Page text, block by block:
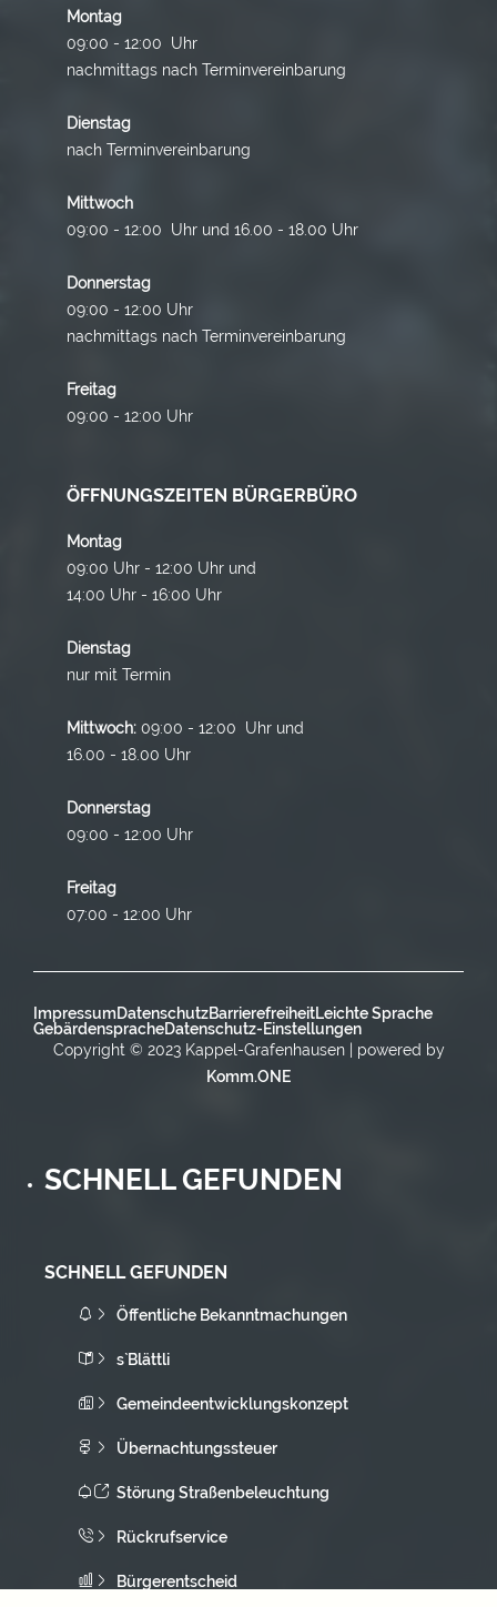
Montag
09:00 - 12:00 Uhr
nachmittags nach Terminvereinbarung
Dienstag
nach Terminvereinbarung
Mittwoch
09:00 - 12:00 Uhr und 16.00 - 18.00 Uhr
Donnerstag
09:00 - 12:00 Uhr
nachmittags nach Terminvereinbarung
Freitag
09:00 - 12:00 Uhr
ÖFFNUNGSZEITEN BÜRGERBÜRO
Montag
09:00 Uhr - 12:00 Uhr und
14:00 Uhr - 16:00 Uhr
Dienstag
nur mit Termin
Mittwoch: 09:00 - 12:00 Uhr und
16.00 - 18.00 Uhr
Donnerstag
09:00 - 12:00 Uhr
Freitag
07:00 - 12:00 Uhr
ImpressumDatenschutzBarrierefreiheitLeichte Sprache
GebärdenspracheDatenschutz-Einstellungen
Copyright © 2023 Kappel-Grafenhausen | powered by
Komm.ONE
SCHNELL GEFUNDEN
SCHNELL GEFUNDEN
Öffentliche Bekanntmachungen
s`Blättli
Gemeindeentwicklungskonzept
Übernachtungssteuer
Störung Straßenbeleuchtung
Rückrufservice
Bürgerentscheid